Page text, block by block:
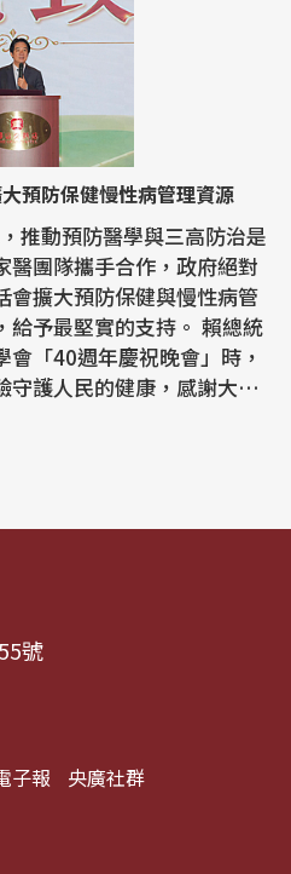
續擴大預防保健慢性病管理資源
推動預防醫學與三高防治是
醫團隊攜手合作，政府絕對
會擴大預防保健與慢性病管
最堅實的支持。 賴總統
「40週年慶祝晚會」時，
守護人民的健康，感謝大家
號
子報 央廣社群